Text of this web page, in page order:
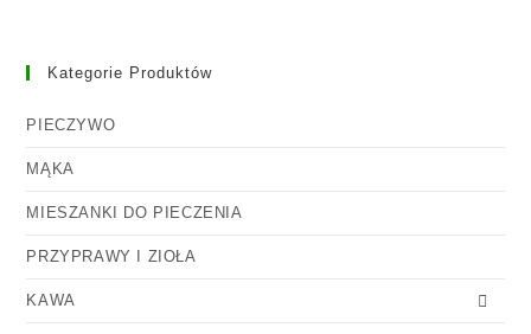
Kategorie Produktów
PIECZYWO
MĄKA
MIESZANKI DO PIECZENIA
PRZYPRAWY I ZIOŁA
KAWA